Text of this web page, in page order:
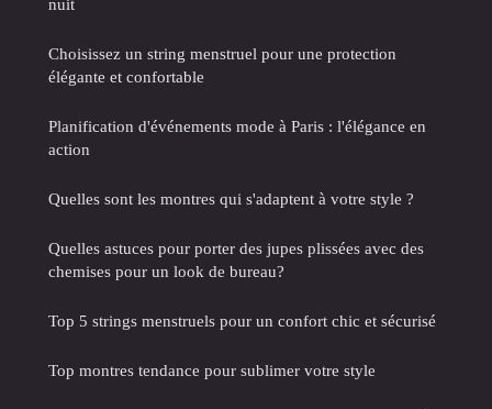
nuit
Choisissez un string menstruel pour une protection
élégante et confortable
Planification d'événements mode à Paris : l'élégance en
action
Quelles sont les montres qui s'adaptent à votre style ?
Quelles astuces pour porter des jupes plissées avec des
chemises pour un look de bureau?
Top 5 strings menstruels pour un confort chic et sécurisé
Top montres tendance pour sublimer votre style